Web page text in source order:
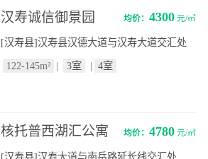
汉寿诚信御景园 均价： 4300元/㎡
[汉寿县]汉寿县汉德大道与汉寿大道交汇处
122-145m² | 3室 | 4室
核托普西湖汇公寓 均价： 4780元/㎡